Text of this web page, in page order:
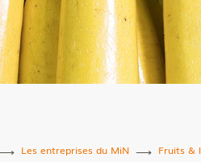
Les entreprises du MiN Fruits &